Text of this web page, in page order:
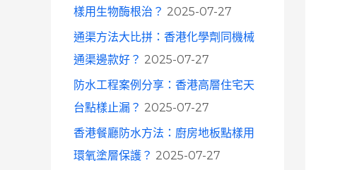
樣用生物酶根治？ 2025-07-27
通渠方法大比拼：香港化學劑同機械
通渠邊款好？ 2025-07-27
防水工程案例分享：香港高層住宅天
台點樣止漏？ 2025-07-27
香港餐廳防水方法：廚房地板點樣用
環氧塗層保護？ 2025-07-27